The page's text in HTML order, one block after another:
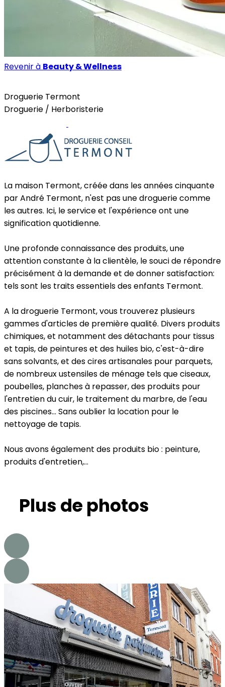
Revenir à Beauty & Wellness
Droguerie Termont
Droguerie / Herboristerie
La maison Termont, créée dans les années cinquante
par André Termont, n'est pas une droguerie comme
les autres. Ici, le service et l'expérience ont une
signification quotidienne.
Une profonde connaissance des produits, une
attention constante à la clientèle, le souci de répondre
précisément à la demande et de donner satisfaction:
tels sont les traits essentiels des enfants Termont.
A la droguerie Termont, vous trouverez plusieurs
gammes d'articles de première qualité. Divers produits
chimiques, et notamment des détachants pour tissus
et tapis, de peintures et des huiles bio, c'est-à-dire
sans solvants, et des cires artisanales pour parquets,
de nombreux ustensiles de ménage tels que ciseaux,
poubelles, planches à repasser, des produits pour
l'entretien du cuir, le traitement du marbre, de l'eau
des piscines... Sans oublier la location pour le
nettoyage de tapis.
Nous avons également des produits bio : peinture,
produits d'entretien,...
Plus de photos